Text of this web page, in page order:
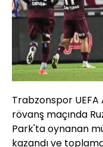
Trabzonspor
rövanş maçında
Park'ta oynanan
kazandı ve